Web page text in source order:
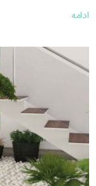
ادامه